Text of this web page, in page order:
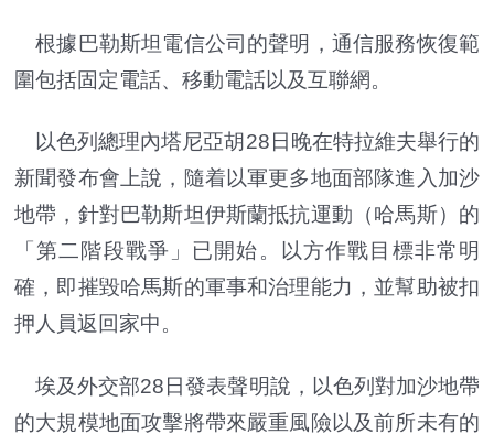
根據巴勒斯坦電信公司的聲明，通信服務恢復範
圍包括固定電話、移動電話以及互聯網。
以色列總理內塔尼亞胡28日晚在特拉維夫舉行的
新聞發布會上說，隨着以軍更多地面部隊進入加沙
地帶，針對巴勒斯坦伊斯蘭抵抗運動（哈馬斯）的
「第二階段戰爭」已開始。以方作戰目標非常明
確，即摧毀哈馬斯的軍事和治理能力，並幫助被扣
押人員返回家中。
埃及外交部28日發表聲明說，以色列對加沙地帶
的大規模地面攻擊將帶來嚴重風險以及前所未有的